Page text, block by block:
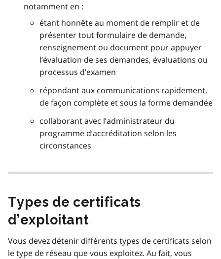
notamment en :
étant honnête au moment de remplir et de
présenter tout formulaire de demande,
renseignement ou document pour appuyer
l’évaluation de ses demandes, évaluations ou
processus d’examen
répondant aux communications rapidement,
de façon complète et sous la forme demandée
collaborant avec l’administrateur du
programme d’accréditation selon les
circonstances
Types de certificats
d’exploitant
Vous devez détenir différents types de certificats selon
le type de réseau que vous exploitez. Au fait, vous